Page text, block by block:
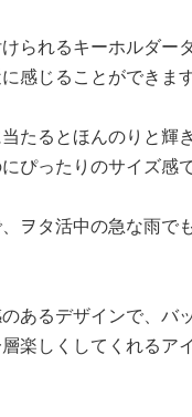
られるキーホルダー
感じることができます
たるとほんのりと輝
ぴったりのサイズ感で
ヲタ活中の急な雨で
あるデザインで、バ
楽しくしてくれるア